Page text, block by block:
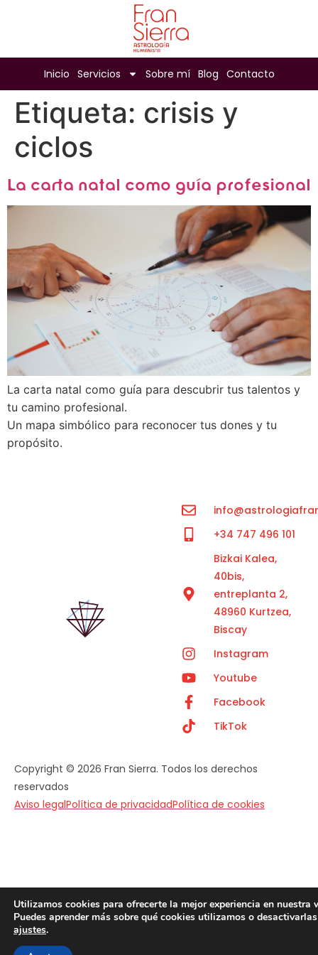
Inicio Servicios Sobre mí Blog Contacto
Etiqueta: crisis y
ciclos
La carta natal como guía profesional
La carta natal como guía para descubrir tus talentos y
tu camino profesional.
Un mapa simbólico para reconocer tus dones y tu
propósito.
+34 747 496 101
Bizkai Kalea,
40bis,
entreplanta 2,
48960 Kurtzea,
Biscay
Instagram
Youtube
Facebook
TikTok
Copyright © 2026 Fran Sierra. Todos los derechos
reservados
Aviso legalPolítica de privacidadPolítica de cookies
Utilizamos cookies para ofrecerte la mejor experiencia en nuestra
Puedes aprender más sobre qué cookies utilizamos o
ajustes.